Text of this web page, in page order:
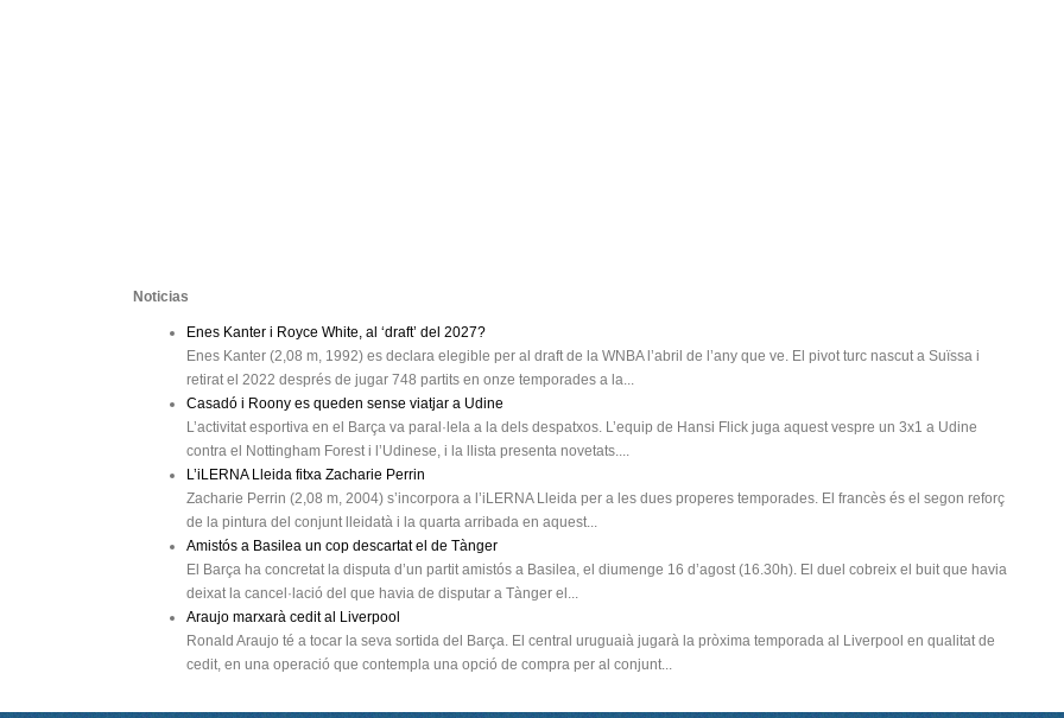
Noticias
Enes Kanter i Royce White, al ‘draft’ del 2027?
Enes Kanter (2,08 m, 1992) es declara elegible per al draft de la WNBA l’abril de l’any que ve. El pivot turc nascut a Suïssa i
retirat el 2022 després de jugar 748 partits en onze temporades a la...
Casadó i Roony es queden sense viatjar a Udine
L’activitat esportiva en el Barça va paral·lela a la dels despatxos. L’equip de Hansi Flick juga aquest vespre un 3x1 a Udine
contra el Nottingham Forest i l’Udinese, i la llista presenta novetats....
L’iLERNA Lleida fitxa Zacharie Perrin
Zacharie Perrin (2,08 m, 2004) s’incorpora a l’iLERNA Lleida per a les dues properes temporades. El francès és el segon reforç
de la pintura del conjunt lleidatà i la quarta arribada en aquest...
Amistós a Basilea un cop descartat el de Tànger
El Barça ha concretat la disputa d’un partit amistós a Basilea, el diumenge 16 d’agost (16.30h). El duel cobreix el buit que havia
deixat la cancel·lació del que havia de disputar a Tànger el...
Araujo marxarà cedit al Liverpool
Ronald Araujo té a tocar la seva sortida del Barça. El central uruguaià jugarà la pròxima temporada al Liverpool en qualitat de
cedit, en una operació que contempla una opció de compra per al conjunt...